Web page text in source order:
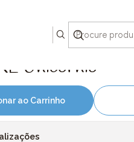
Unicórnio
ao Carrinho